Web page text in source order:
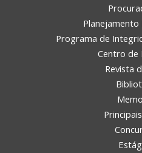
Programa de
Centro de
Revista